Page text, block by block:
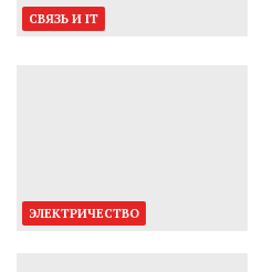
СВЯЗЬ И IT
ЭЛЕКТРИЧЕСТВО